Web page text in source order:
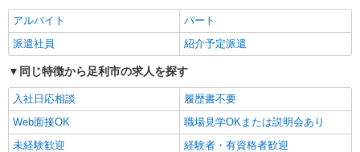
派遣社員
株式会社トラストグロース 新宿本社 第3営業部
特別養護老人ホームでの介護士
時給：初任者研修1550円/実務者研修1600円/介
護福祉士1650円 ※資格や経験などによる
栃木県足利市
キープ 詳細を見る
アルバイト
パート
派遣社員
紹介予定派遣
同じ特徴から足利市の求人を探す
入社日応相談
履歴書不要
Web面接OK
職場見学OKまたは説明会あり
未経験歓迎
経験者・有資格者歓迎